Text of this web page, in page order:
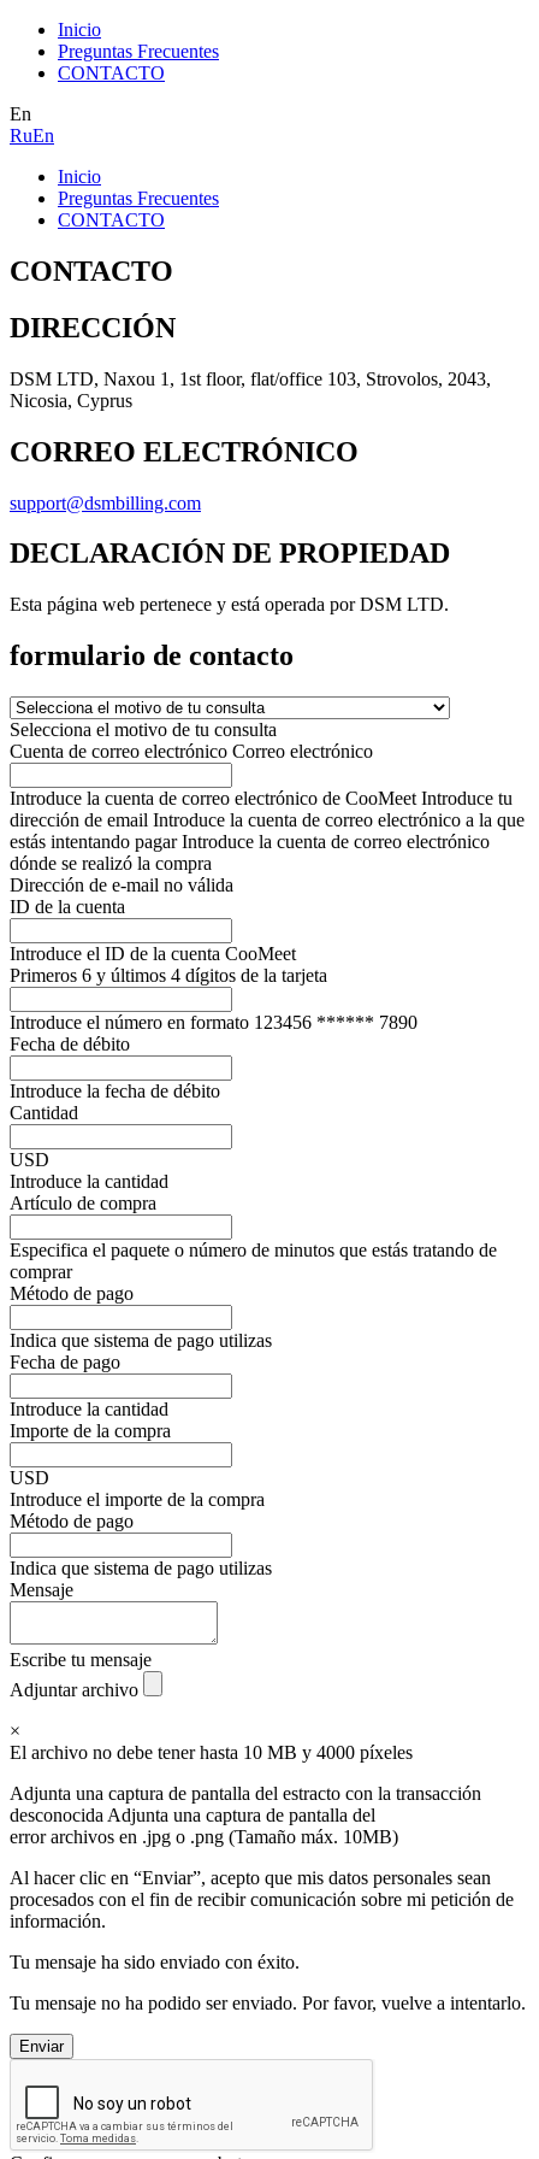
Inicio
Preguntas Frecuentes
CONTACTO
En
RuEn
Inicio
Preguntas Frecuentes
CONTACTO
CONTACTO
DIRECCIÓN
DSM LTD, Naxou 1, 1st floor, flat/office 103, Strovolos, 2043,
Nicosia, Cyprus
CORREO ELECTRÓNICO
support@dsmbilling.com
DECLARACIÓN DE PROPIEDAD
Esta página web pertenece y está operada por DSM LTD.
formulario de contacto
Selecciona el motivo de tu consulta
Cuenta de correo electrónico Correo electrónico
Introduce la cuenta de correo electrónico de CooMeet Introduce tu
dirección de email Introduce la cuenta de correo electrónico a la que
estás intentando pagar Introduce la cuenta de correo electrónico
dónde se realizó la compra
Dirección de e-mail no válida
ID de la cuenta
Introduce el ID de la cuenta CooMeet
Primeros 6 y últimos 4 dígitos de la tarjeta
Introduce el número en formato 123456 ****** 7890
Fecha de débito
Introduce la fecha de débito
Cantidad
USD
Introduce la cantidad
Artículo de compra
Especifica el paquete o número de minutos que estás tratando de
comprar
Método de pago
Indica que sistema de pago utilizas
Fecha de pago
Introduce la cantidad
Importe de la compra
USD
Introduce el importe de la compra
Método de pago
Indica que sistema de pago utilizas
Mensaje
Escribe tu mensaje
Adjuntar archivo
×
El archivo no debe tener hasta 10 MB y 4000 píxeles
Adjunta una captura de pantalla del estracto con la transacción
desconocida Adjunta una captura de pantalla del
errorarchivos en .jpg o .png (Tamaño máx. 10MB)
Al hacer clic en “Enviar”, acepto que mis datos personales sean
procesados con el fin de recibir comunicación sobre mi petición de
información.
Tu mensaje ha sido enviado con éxito.
Tu mensaje no ha podido ser enviado. Por favor, vuelve a intentarlo.
Enviar